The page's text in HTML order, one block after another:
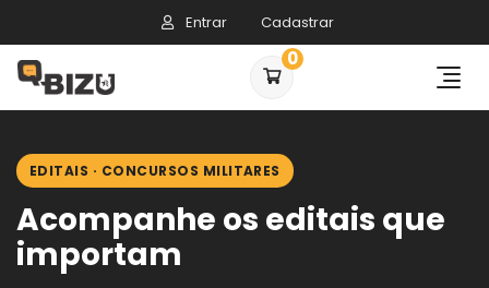
Entrar Cadastrar
0
EDITAIS · CONCURSOS MILITARES
Acompanhe os editais que
importam